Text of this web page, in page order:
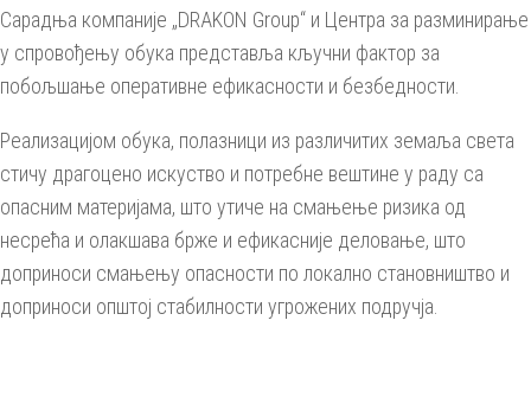
Сарадња компаније „DRAKON Group“ и Центра за разминирање
у спровођењу обука представља кључни фактор за
побољшање оперативне ефикасности и безбедности.
Реализацијом обука, полазници из различитих земаља света
стичу драгоцено искуство и потребне вештине у раду са
опасним материјама, што утиче на смањење ризика од
несрећа и олакшава брже и ефикасније деловање, што
доприноси смањењу опасности по локално становништво и
доприноси општој стабилности угрожених подручја.